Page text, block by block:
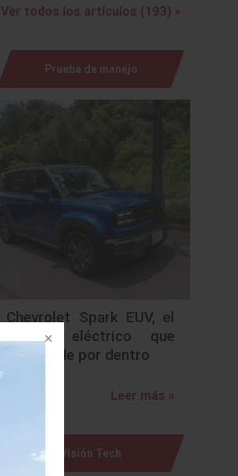
Ver todos los artículos (193) »
Prueba de manejo
Chevrolet Spark EUV, el
urbano eléctrico que
sorprende por dentro
Leer más »
Visión Tech